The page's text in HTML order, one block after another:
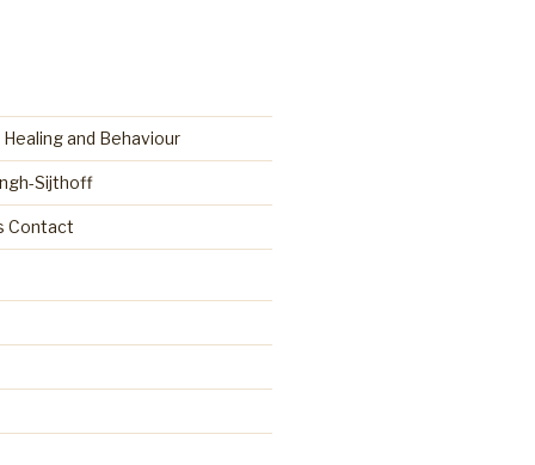
and Behaviour
Sijthoff
Contact